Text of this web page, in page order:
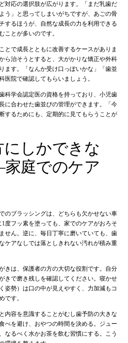
対応の選択肢が広がります。「まだ乳歯だ
う」と思ってしまいがちですが、あごの骨
するほうが、自然な成長の力を利用できる
ことが多いのです。
とで成長とともに改善するケースがありま
ら治そうとすると、大がかりな矯正や外科
ます。「なんか受け口っぽいかな」「歯並
医院で確認してもらいましょう。
科学会認定医の資格を持っており、小児歯
に合わせた歯並びの管理ができます。「今
するためにも、定期的に見てもらうことが
しかできな
庭でのケア
のブラッシングは、どちらも欠かせない車
度フッ素を塗っても、家でのケアがおろそ
せん。逆に、毎日丁寧に磨いていても、歯
ケアなしでは落としきれない汚れが積み重
きは、保護者の方の大切な役割です。自分
きで磨き残しを確認してください。寝かせ
姿勢）は口の中が見えやすく、力加減もコ
です。
内容を意識することがむし歯予防の大きな
べを避け、おやつの時間を決める。ジュー
なるべく水かお茶を飲む習慣にする。こう